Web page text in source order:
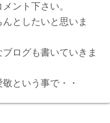
ント下さい。
としたいと思いま
ログも書いていきま
という事で・・